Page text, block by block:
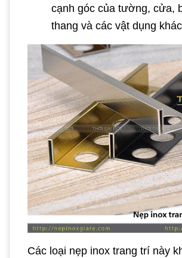
cạnh góc của tường, cửa,
thang và các vật dụng
Các loại nẹp inox trang trí này